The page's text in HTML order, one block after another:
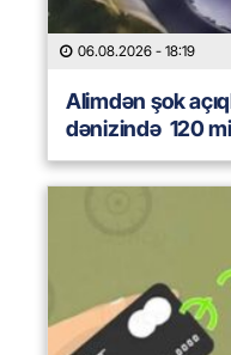
06.08.2026 - 18:19
Alimdən şok
dənizində 120